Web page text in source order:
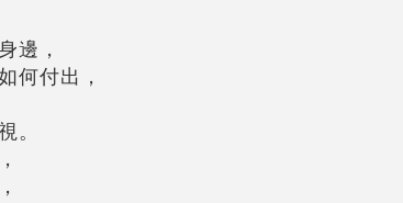
邊，
何付出，
。